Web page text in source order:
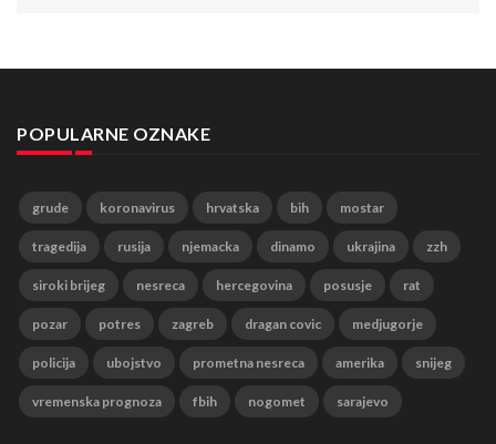
POPULARNE OZNAKE
grude koronavirus hrvatska bih mostar
tragedija rusija njemacka dinamo ukrajina zzh
siroki brijeg nesreca hercegovina posusje rat
pozar potres zagreb dragan covic medjugorje
policija ubojstvo prometna nesreca amerika snijeg
vremenska prognoza fbih nogomet sarajevo